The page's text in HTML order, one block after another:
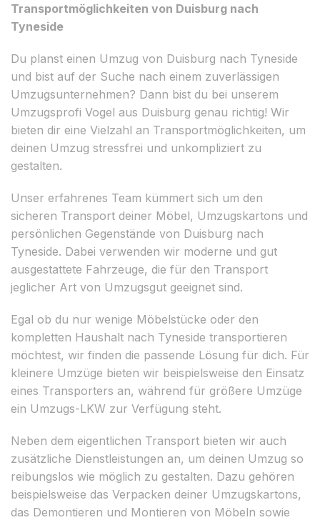
Transportmöglichkeiten von Duisburg nach
Tyneside
Du planst einen Umzug von Duisburg nach Tyneside
und bist auf der Suche nach einem zuverlässigen
Umzugsunternehmen? Dann bist du bei unserem
Umzugsprofi Vogel aus Duisburg genau richtig! Wir
bieten dir eine Vielzahl an Transportmöglichkeiten, um
deinen Umzug stressfrei und unkompliziert zu
gestalten.
Unser erfahrenes Team kümmert sich um den
sicheren Transport deiner Möbel, Umzugskartons und
persönlichen Gegenstände von Duisburg nach
Tyneside. Dabei verwenden wir moderne und gut
ausgestattete Fahrzeuge, die für den Transport
jeglicher Art von Umzugsgut geeignet sind.
Egal ob du nur wenige Möbelstücke oder den
kompletten Haushalt nach Tyneside transportieren
möchtest, wir finden die passende Lösung für dich. Für
kleinere Umzüge bieten wir beispielsweise den Einsatz
eines Transporters an, während für größere Umzüge
ein Umzugs-LKW zur Verfügung steht.
Neben dem eigentlichen Transport bieten wir auch
zusätzliche Dienstleistungen an, um deinen Umzug so
reibungslos wie möglich zu gestalten. Dazu gehören
beispielsweise das Verpacken deiner Umzugskartons,
das Demontieren und Montieren von Möbeln sowie